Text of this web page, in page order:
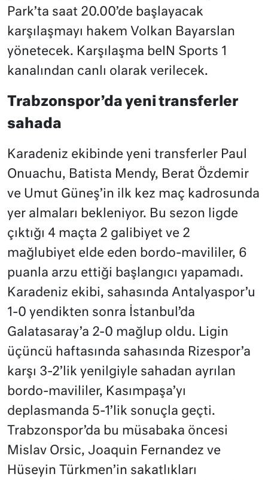
Park’ta saat 20.00’de başlayacak
karşılaşmayı hakem Volkan Bayarslan
yönetecek. Karşılaşma beIN Sports 1
kanalından canlı olarak verilecek.
Trabzonspor’da yeni transferler
sahada
Karadeniz ekibinde yeni transferler Paul
Onuachu, Batista Mendy, Berat Özdemir
ve Umut Güneş’in ilk kez maç kadrosunda
yer almaları bekleniyor. Bu sezon ligde
çıktığı 4 maçta 2 galibiyet ve 2
mağlubiyet elde eden bordo-mavililer, 6
puanla arzu ettiği başlangıcı yapamadı.
Karadeniz ekibi, sahasında Antalyaspor’u
1-0 yendikten sonra İstanbul’da
Galatasaray’a 2-0 mağlup oldu. Ligin
üçüncü haftasında sahasında Rizespor’a
karşı 3-2’lik yenilgiyle sahadan ayrılan
bordo-mavililer, Kasımpaşa’yı
deplasmanda 5-1’lik sonuçla geçti.
Trabzonspor’da bu müsabaka öncesi
Mislav Orsic, Joaquin Fernandez ve
Hüseyin Türkmen’in sakatlıkları